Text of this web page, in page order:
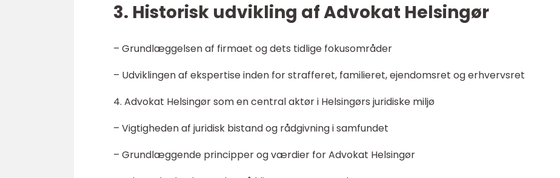
3. Historisk udvikling af Advokat Helsingør
– Grundlæggelsen af firmaet og dets tidlige fokusområder
– Udviklingen af ekspertise inden for strafferet, familieret, ejendomsret og erhvervsret
4. Advokat Helsingør som en central aktør i Helsingørs juridiske miljø
– Vigtigheden af juridisk bistand og rådgivning i samfundet
– Grundlæggende principper og værdier for Advokat Helsingør